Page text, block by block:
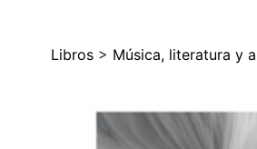
Libros > Música, literatura y